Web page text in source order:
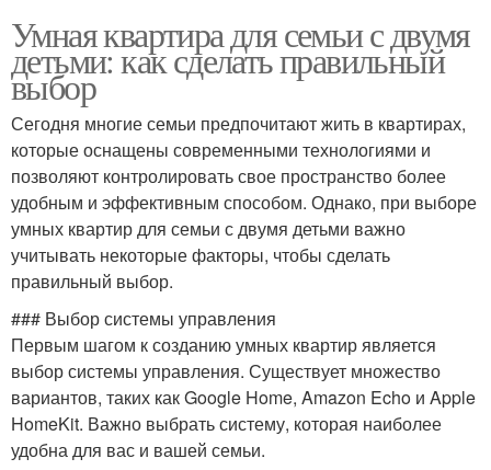
Умная квартира для семьи с двумя
детьми: как сделать правильный
выбор
Сегодня многие семьи предпочитают жить в квартирах,
которые оснащены современными технологиями и
позволяют контролировать свое пространство более
удобным и эффективным способом. Однако, при выборе
умных квартир для семьи с двумя детьми важно
учитывать некоторые факторы, чтобы сделать
правильный выбор.
### Выбор системы управления
Первым шагом к созданию умных квартир является
выбор системы управления. Существует множество
вариантов, таких как Google Home, Amazon Echo и Apple
HomeKit. Важно выбрать систему, которая наиболее
удобна для вас и вашей семьи.